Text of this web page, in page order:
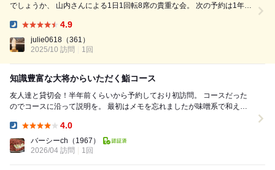
でしょうか、 山内さんによる1日1回転8席の貴重な会。 次の予約は1年後
ど、日本酒とお料理の 練り込まれた組み合わせが最高でした。 【この日
のメ...
4.9
julie0618 （361）
2025/10 訪問
1回
知識豊富な大将からいただく鮨コース
友人達と貸切会！半年前くらいから予約しており初訪問。 コースだった
のでコースに沿って説明を。 最初はメモを忘れましたが味噌系で和えて
4.0
バーシーch （1967）
2026/04 訪問
1回